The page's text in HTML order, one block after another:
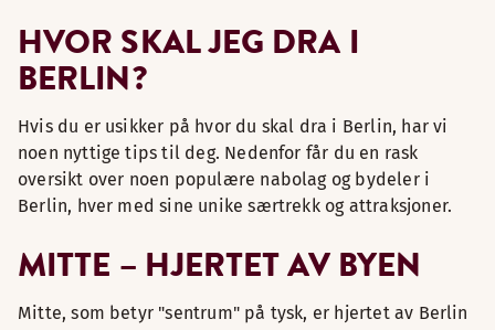
HVOR SKAL JEG DRA I
BERLIN?
Hvis du er usikker på hvor du skal dra i Berlin, har vi
noen nyttige tips til deg. Nedenfor får du en rask
oversikt over noen populære nabolag og bydeler i
Berlin, hver med sine unike særtrekk og attraksjoner.
MITTE – HJERTET AV BYEN
Mitte, som betyr "sentrum" på tysk, er hjertet av Berlin